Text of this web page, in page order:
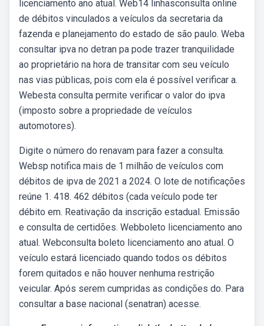
licenciamento ano atual. Web14 linhasconsulta online
de débitos vinculados a veículos da secretaria da
fazenda e planejamento do estado de são paulo. Weba
consultar ipva no detran pa pode trazer tranquilidade
ao proprietário na hora de transitar com seu veículo
nas vias públicas, pois com ela é possível verificar a.
Webesta consulta permite verificar o valor do ipva
(imposto sobre a propriedade de veículos
automotores).
Digite o número do renavam para fazer a consulta.
Websp notifica mais de 1 milhão de veículos com
débitos de ipva de 2021 a 2024. O lote de notificações
reúne 1. 418. 462 débitos (cada veículo pode ter
débito em. Reativação da inscrição estadual. Emissão
e consulta de certidões. Webboleto licenciamento ano
atual. Webconsulta boleto licenciamento ano atual. O
veículo estará licenciado quando todos os débitos
forem quitados e não houver nenhuma restrição
veicular. Após serem cumpridas as condições do. Para
consultar a base nacional (senatran) acesse.